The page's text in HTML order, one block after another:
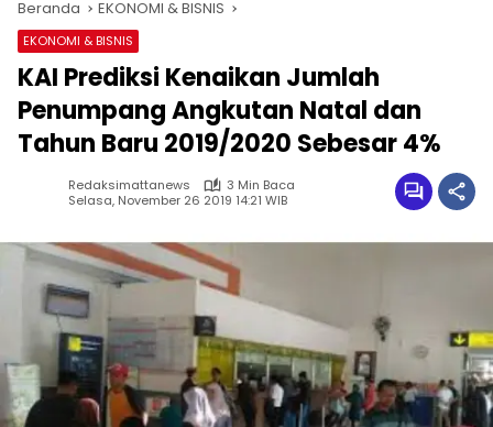
Beranda EKONOMI & BISNIS
EKONOMI & BISNIS
KAI Prediksi Kenaikan Jumlah
Penumpang Angkutan Natal dan
Tahun Baru 2019/2020 Sebesar 4%
Redaksimattanews
3 Min Baca
Selasa, November 26 2019 14:21 WIB